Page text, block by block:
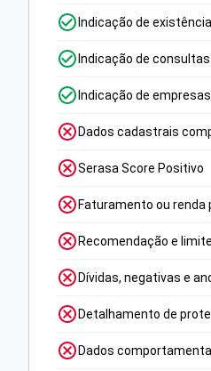
Indicação de
Indicação de
Indicação de
Dados cadastrais
Serasa Score Positivo
Faturamento ou renda
Recomendação e
Dívidas, negativas e
Detalhamento de
Dados